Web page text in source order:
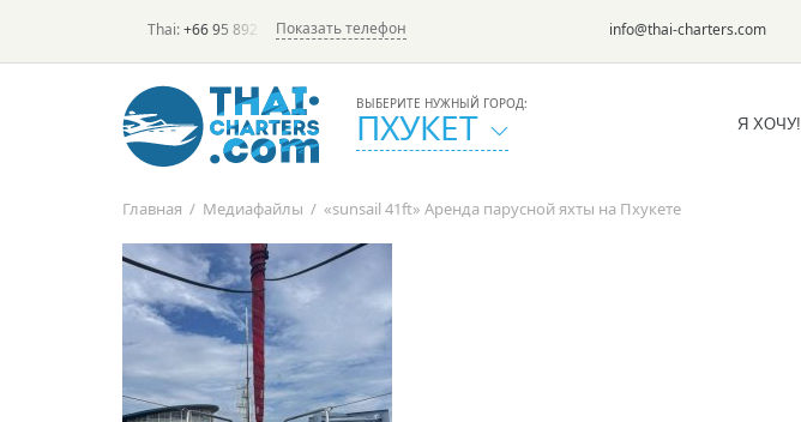
Thai:+66 95 892 7646(rus/eng) | в России:
Показать телефон info@thai-charters.com
ВЫБЕРИТЕ НУЖНЫЙ ГОРОД:
ПХУКЕТ Я ХОЧУ!
Главная / Медиафайлы / «sunsail 41ft» Аренда парусной яхты на Пхукете